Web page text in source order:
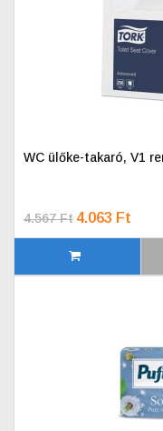
WC ülőke-takaró, V1
4.567 Ft 4.063 Ft